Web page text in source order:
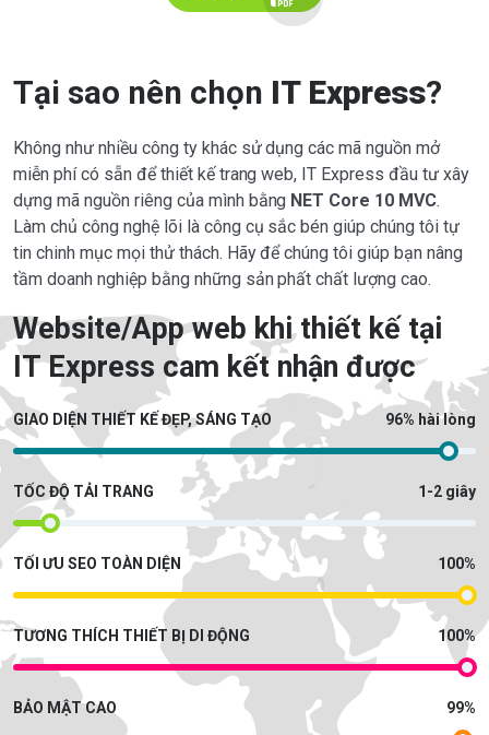
Tại sao nên chọn IT Express?
Không như nhiều công ty khác sử dụng các mã nguồn mở
miễn phí có sẵn để thiết kế trang web, IT Express đầu tư xây
dựng mã nguồn riêng của mình bằng NET Core 10 MVC.
Làm chủ công nghệ lõi là công cụ sắc bén giúp chúng tôi tự
tin chinh mục mọi thử thách. Hãy để chúng tôi giúp bạn nâng
tầm doanh nghiệp bằng những sản phất chất lượng cao.
Website/App web khi thiết kế tại
IT Express cam kết nhận được
GIAO DIỆN THIẾT KẾ ĐẸP, SÁNG TẠO 96% hài lòng
TỐC ĐỘ TẢI TRANG 1-2 giây
TỐI ƯU SEO TOÀN DIỆN 100%
TƯƠNG THÍCH THIẾT BỊ DI ĐỘNG 100%
BẢO MẬT CAO 99%